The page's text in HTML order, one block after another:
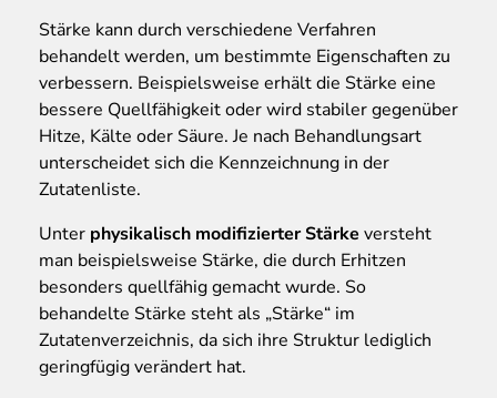
Stärke kann durch verschiedene Verfahren
behandelt werden, um bestimmte Eigenschaften zu
verbessern. Beispielsweise erhält die Stärke eine
bessere Quellfähigkeit oder wird stabiler gegenüber
Hitze, Kälte oder Säure. Je nach Behandlungsart
unterscheidet sich die Kennzeichnung in der
Zutatenliste.
Unter physikalisch modifizierter Stärke versteht
man beispielsweise Stärke, die durch Erhitzen
besonders quellfähig gemacht wurde. So
behandelte Stärke steht als „Stärke“ im
Zutatenverzeichnis, da sich ihre Struktur lediglich
geringfügig verändert hat.